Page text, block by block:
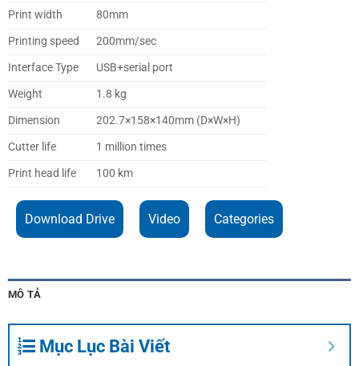
Print width
80mm
Printing speed
200mm/sec
Interface Type
USB+serial port
Weight
1.8 kg
Dimension
202.7×158×140mm (D×W×H)
Cutter life
1 million times
Print head life
100 km
Download Drive Video Categories
MÔ TẢ
Mục Lục Bài Viết